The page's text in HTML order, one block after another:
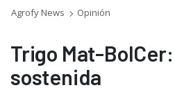
Agrofy News Opinión
Trigo Mat-
sostenida